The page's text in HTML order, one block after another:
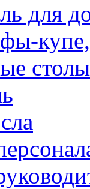
для
купе,
столы